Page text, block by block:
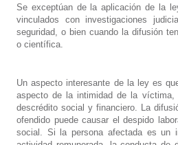
Se exceptúan de la aplicación de la
vinculados con investigaciones
seguridad, o bien cuando la difusión
o científica.
Un aspecto interesante de la ley es
aspecto de la intimidad de la víctima,
descrédito social y financiero. La
ofendido puede causar el despido
social. Si la persona afectada es un